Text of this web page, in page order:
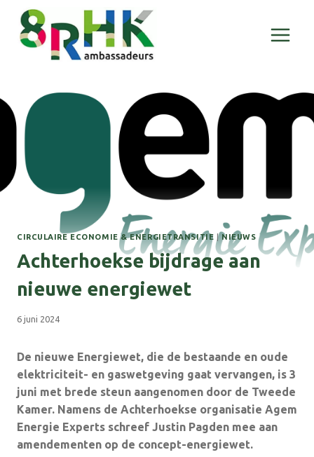
Doorgaan
naar
inhoud
CIRCULAIRE ECONOMIE & ENERGIETRANSITIE | NIEUWS
Achterhoekse bijdrage aan
nieuwe energiewet
6 juni 2024
De nieuwe Energiewet, die de bestaande en oude
elektriciteit- en gaswetgeving gaat vervangen, is 3
juni met brede steun aangenomen door de Tweede
Kamer. Namens de Achterhoekse organisatie Agem
Energie Experts schreef Justin Pagden mee aan
amendementen op de concept-energiewet.